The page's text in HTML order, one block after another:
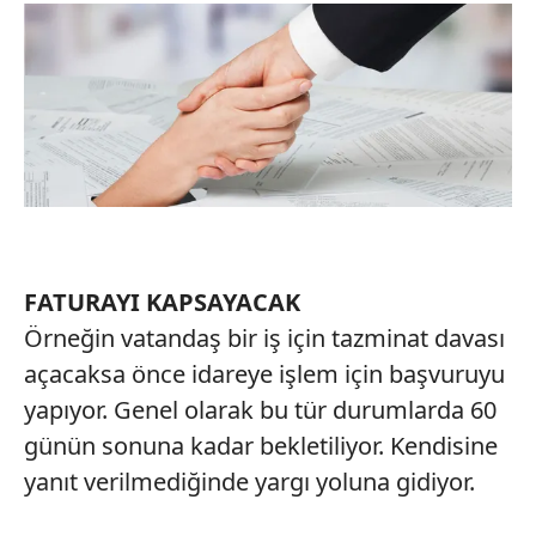
için Ayarlar butonuna tıklayabilir,Çerez Bilgilendirme
ziyaret edebilirsiniz.
6698 sayılı Kişisel Verilerin Korunması Kanunu uyarınca
hazırlanmış Aydınlatma Metnimizi okumak ve sitemizde
ilgili mevzuata uygun olarak kullanılan çerezlerle ilgili bilgi
almak için lütfen
tıklayınız.
FATURAYI KAPSAYACAK
Örneğin vatandaş bir iş için tazminat davası
açacaksa önce idareye işlem için başvuruyu
yapıyor. Genel olarak bu tür durumlarda 60
günün sonuna kadar bekletiliyor. Kendisine
yanıt verilmediğinde yargı yoluna gidiyor.